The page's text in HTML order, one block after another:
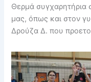
Θερμά συγχαρητήρια
μας, όπως και στον
Δρούζα Δ. που